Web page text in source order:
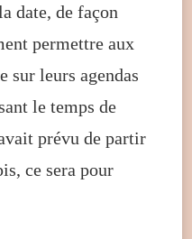
date, de façon
permettre aux
sur leurs agendas
le temps de
prévu de partir
ce sera pour